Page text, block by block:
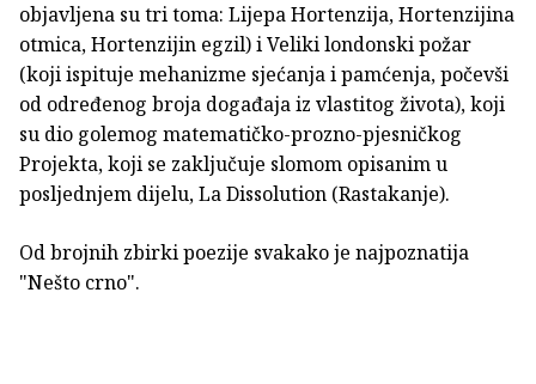
objavljena su tri toma: Lijepa Hortenzija, Hortenzijina
otmica, Hortenzijin egzil) i Veliki londonski požar
(koji ispituje mehanizme sjećanja i pamćenja, počevši
od određenog broja događaja iz vlastitog života), koji
su dio golemog matematičko-prozno-pjesničkog
Projekta, koji se zaključuje slomom opisanim u
posljednjem dijelu, La Dissolution (Rastakanje).
Od brojnih zbirki poezije svakako je najpoznatija
"Nešto crno".